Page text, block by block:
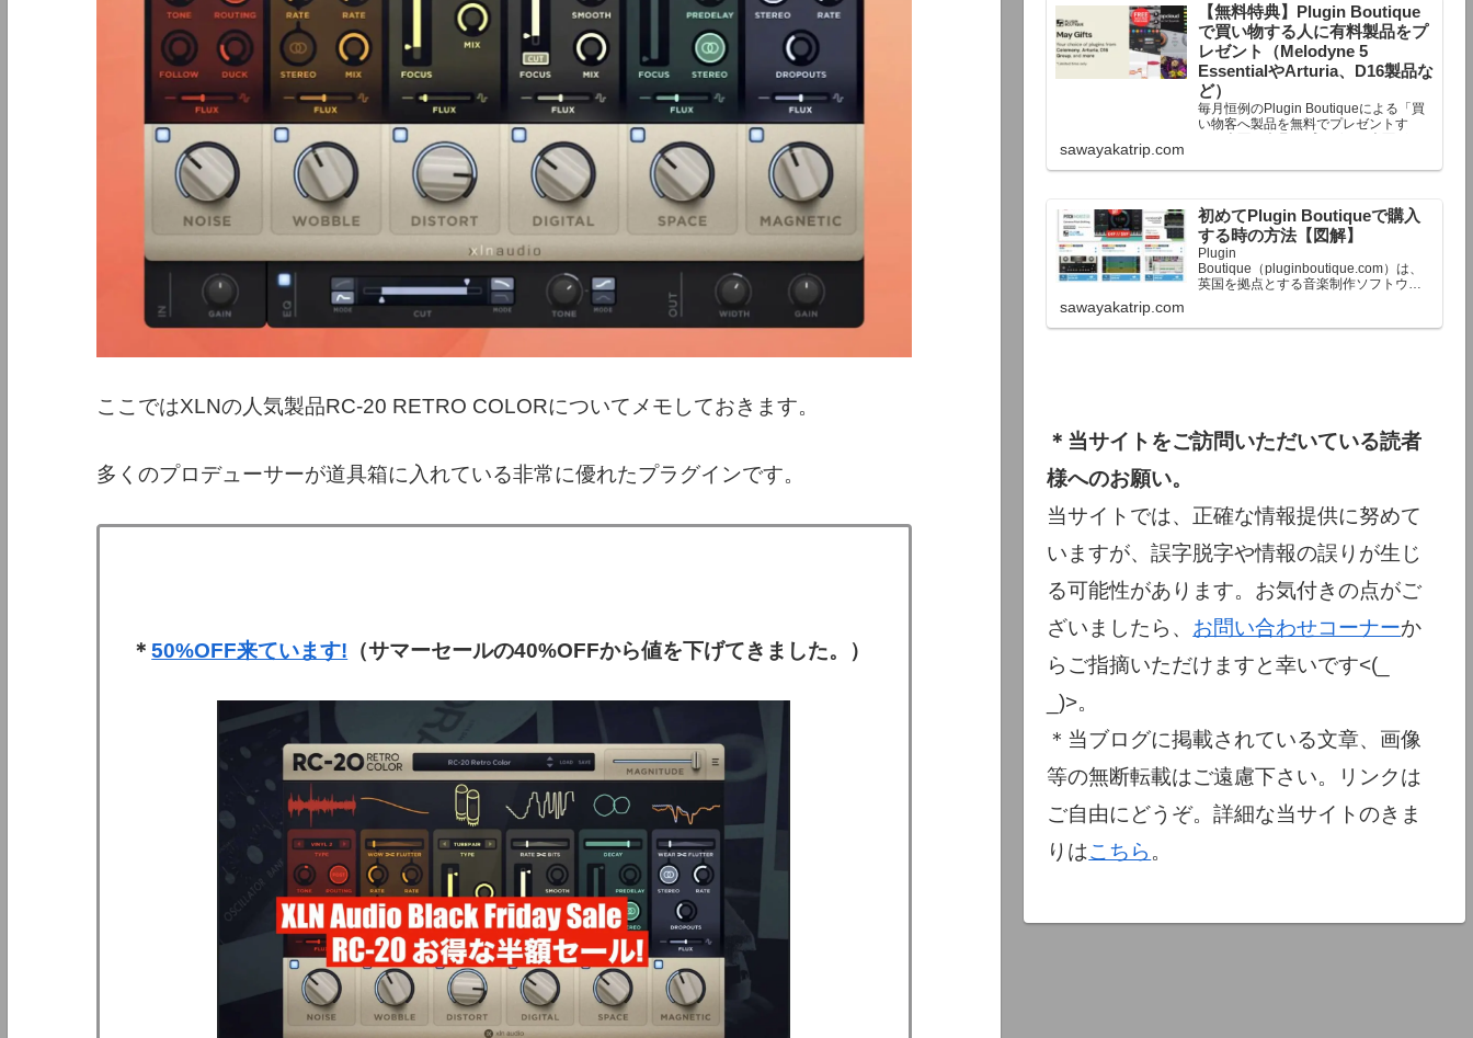
ここではXLNの人気製品RC-20 RETRO COLORについてメモしておきます。
多くのプロデューサーが道具箱に入れている非常に優れたプラグインです。
＊50%OFF来ています! （サマーセールの40%OFFから値を下げてきました。）
【無料特典】Plugin Boutique
で買い物する人に有料製品をプ
レゼント（Melodyne 5
EssentialやArturia、D16製品な
ど）
毎月恒例のPlugin Boutiqueによる「買
い物客へ製品を無料でプレゼントす
る」企画。今月もプレゼント企画が用
定額以上のお金を出して何かを購入す
終了予定日：日本時間：6/1（月…
sawayakatrip.com
初めてPlugin Boutiqueで購入
する時の方法【図解】
Plugin
Boutique（pluginboutique.com）は、
英国を拠点とする音楽制作ソフトウェ
で、世界中のミュージシャンに利用さ
sawayakatrip.com
＊当サイトをご訪問いただいている読者
様へのお願い。
当サイトでは、正確な情報提供に努めて
いますが、誤字脱字や情報の誤りが生じ
る可能性があります。お気付きの点がご
ざいましたら、 お問い合わせコーナーか
らご指摘いただけますと幸いです<(_
_)>。
＊当ブログに掲載されている文章、画像
等の無断転載はご遠慮下さい。リンクは
ご自由にどうぞ。詳細な当サイトのきま
りはこちら 。